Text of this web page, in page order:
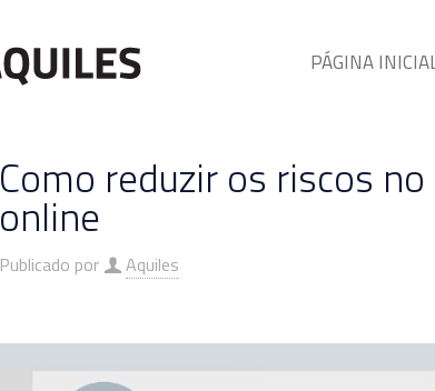
PÁGINA
Como reduzir os riscos
online
Publicado por Aquiles